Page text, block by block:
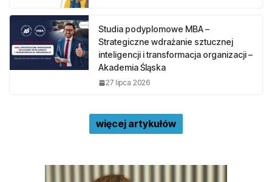
Studia podyplomowe MBA –
Strategiczne wdrażanie sztucznej
inteligencji i transformacja organizacji –
Akademia Śląska
27 lipca 2026
więcej artykułów